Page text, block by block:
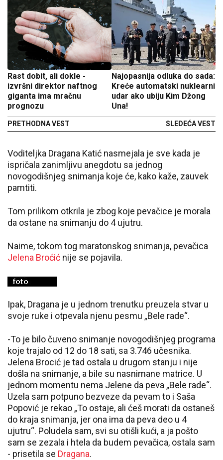
Rast dobit, ali dokle -
izvršni direktor naftnog
giganta ima mračnu
prognozu
PRETHODNA VEST
Najopasnija odluka do sada:
Kreće automatski nuklearni
udar ako ubiju Kim Džong
Una!
SLEDEĆA VEST
Voditeljka Dragana Katić nasmejala je sve kada je
ispričala zanimljivu anegdotu sa jednog
novogodišnjeg snimanja koje će, kako kaže, zauvek
pamtiti.
Tom prilikom otkrila je zbog koje pevačice je morala
da ostane na snimanju do 4 ujutru.
Naime, tokom tog maratonskog snimanja, pevačica
Jelena Broćić nije se pojavila.
Ipak, Dragana je u jednom trenutku preuzela stvar u
svoje ruke i otpevala njenu pesmu „Bele rade“.
-To je bilo čuveno snimanje novogodišnjeg programa
koje trajalo od 12 do 18 sati, sa 3.746 učesnika.
Jelena Brocić je tad ostala u drugom stanju i nije
došla na snimanje, a bile su nasnimane matrice. U
jednom momentu nema Jelene da peva „Bele rade“.
Uzela sam potpuno bezveze da pevam to i Saša
Popović je rekao „To ostaje, ali ćeš morati da ostaneš
do kraja snimanja, jer ona ima da peva deo u 4
ujutru“. Poludela sam, svi su otišli kući, a ja pošto
sam se zezala i htela da budem pevačica, ostala sam
- prisetila se Dragana.